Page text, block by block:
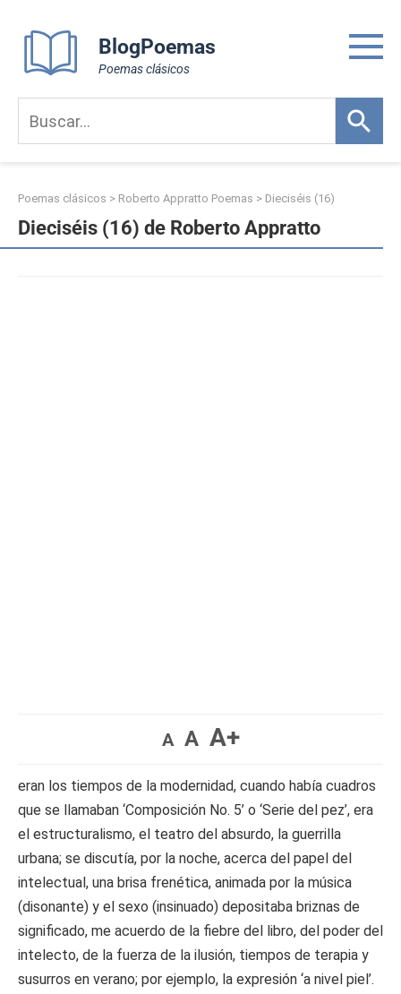
content
BlogPoemas
Poemas clásicos
Poemas clásicos > Roberto Appratto Poemas > Dieciséis (16)
Dieciséis (16) de Roberto Appratto
A A A+
eran los tiempos de la modernidad, cuando había cuadros
que se llamaban ‘Composición No. 5’ o ‘Serie del pez’, era
el estructuralismo, el teatro del absurdo, la guerrilla
urbana; se discutía, por la noche, acerca del papel del
intelectual, una brisa frenética, animada por la música
(disonante) y el sexo (insinuado) depositaba briznas de
significado, me acuerdo de la fiebre del libro, del poder del
intelecto, de la fuerza de la ilusión, tiempos de terapia y
susurros en verano; por ejemplo, la expresión ‘a nivel piel’.